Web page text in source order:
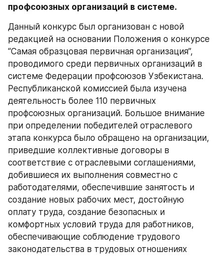
профсоюзных организаций в системе.
Данный конкурс был организован с новой
редакцией на основании Положения о конкурсе
“Самая образцовая первичная организация”,
проводимого среди первичных организаций в
системе Федерации профсоюзов Узбекистана.
Республиканской комиссией была изучена
деятельность более 110 первичных
профсоюзных организаций. Большое внимание
при определении победителей отраслевого
этапа конкурса было обращено на организации,
приведшие коллективные договоры в
соответствие с отраслевыми соглашениями,
добившиеся их выполнения совместно с
работодателями, обеспечившие занятость и
создание новых рабочих мест, достойную
оплату труда, создание безопасных и
комфортных условий труда для работников,
обеспечивающие соблюдение трудового
законодательства в трудовых отношениях